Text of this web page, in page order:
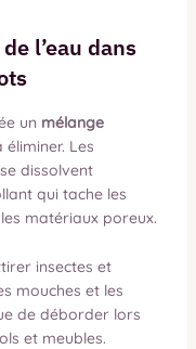
l’eau dans
un mélange
Les
dissolvent
qui tache les
matériaux poreux.
insectes et
mouches et les
de déborder lors
et meubles.